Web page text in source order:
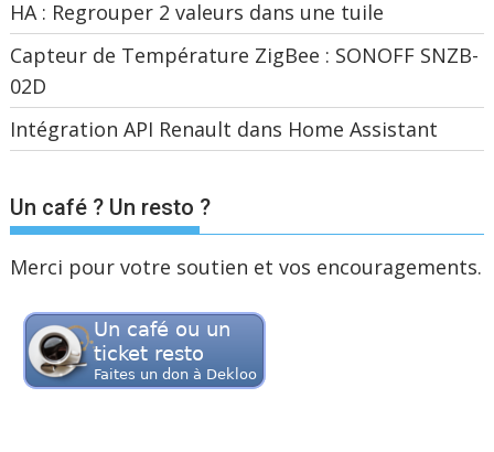
HA : Regrouper 2 valeurs dans une tuile
Capteur de Température ZigBee : SONOFF SNZB-
02D
Intégration API Renault dans Home Assistant
Un café ? Un resto ?
Merci pour votre soutien et vos encouragements.